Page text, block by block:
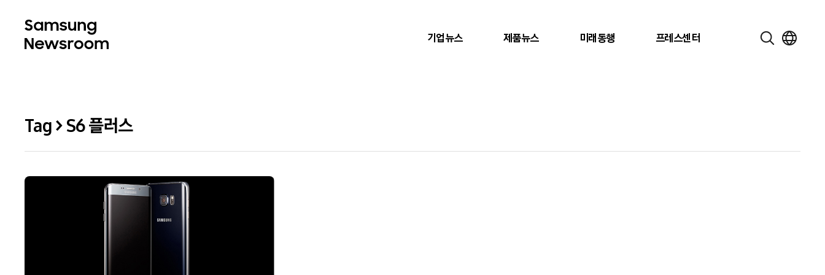
기업뉴스 제품뉴스 미래동행 프레스센터
Tag > S6 플러스